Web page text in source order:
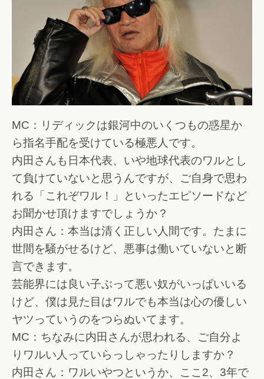
MC：リディックは銀河中のいくつもの惑星か
ら指名手配を受けている極悪人です。
内田さんも日本代表、いや地球代表のワルとし
て負けていないと思うんですが、ご自身で思わ
れる「これぞワル！」といったエピソードなど
お聞かせ頂けますでしょうか？
内田さん：本当は清く正しい人間です。たまに
世間を騒がせるけど、悪事は働いていないと断
言できます。
芸能界には良い子ぶって悪い奴がいっぱいいる
けど、僕は見た目はワルでも本当は心の優しい
ヤツっていうのをつらぬいてます。
MC：ちなみに内田さんが思われる、ご自分よ
りワルい人っていらっしゃったりしますか？
内田さん：ワルいやつというか、ここ2、3年で